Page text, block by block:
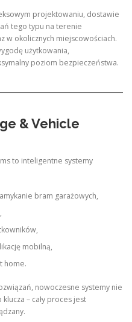
projektowaniu, dostawie
tego typu na terenie
w okolicznych miejscowościach.
użytkowania,
poziom bezpieczeństwa.
& Vehicle
to inteligentne systemy
bram garażowych,
mobilną,
home.
nowoczesne systemy nie
– cały proces jest